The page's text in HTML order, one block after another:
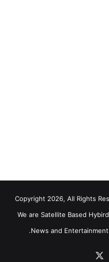
We are Satellite Based
News and